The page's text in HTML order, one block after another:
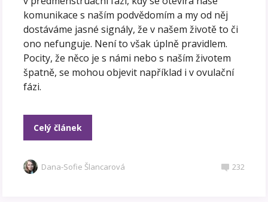
komunikace s naším podvědomím a my od něj
dostáváme jasné signály, že v našem životě to či
ono nefunguje. Není to však úplně pravidlem.
Pocity, že něco je s námi nebo s naším životem
špatně, se mohou objevit například i v ovulační
fázi.
Celý článek
Dana-Sofie Šlancarová 232